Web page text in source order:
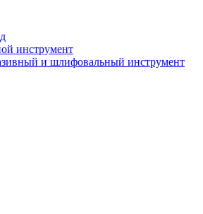
инструмент
и шлифовальный инструмент